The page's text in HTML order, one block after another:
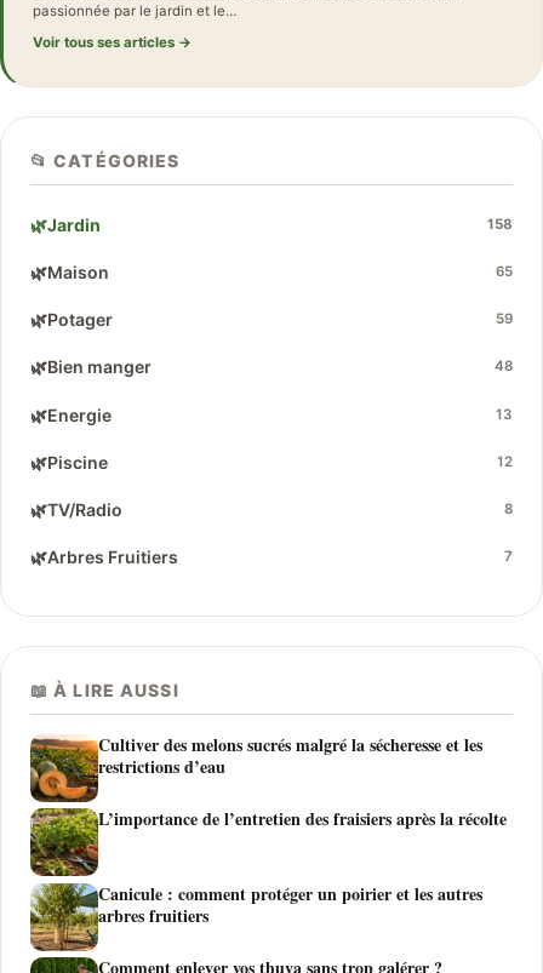
passionnée par le jardin et le…
Voir tous ses articles →
📂 CATÉGORIES
🌿Jardin 158
🌿Maison 65
🌿Potager 59
🌿Bien manger 48
🌿Energie 13
🌿Piscine 12
🌿TV/Radio 8
🌿Arbres Fruitiers 7
📖 À LIRE AUSSI
Cultiver des melons sucrés malgré la sécheresse et les
restrictions d’eau
L’importance de l’entretien des fraisiers après la récolte
Canicule : comment protéger un poirier et les autres
arbres fruitiers
Comment enlever vos thuya sans trop galérer ?